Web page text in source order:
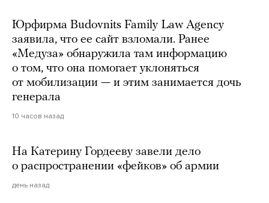
Юрфирма Budovnits Family Law Agency
заявила, что ее сайт взломали. Ранее
«Медуза» обнаружила там информацию
о том, что она помогает уклоняться
от мобилизации — и этим занимается дочь
генерала
10 часов назад
На Катерину Гордееву завели дело
о распространении «фейков» об армии
день назад